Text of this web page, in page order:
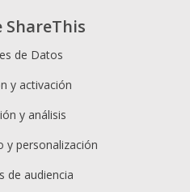
ShareThis
de Datos
y activación
y análisis
y personalización
de audiencia